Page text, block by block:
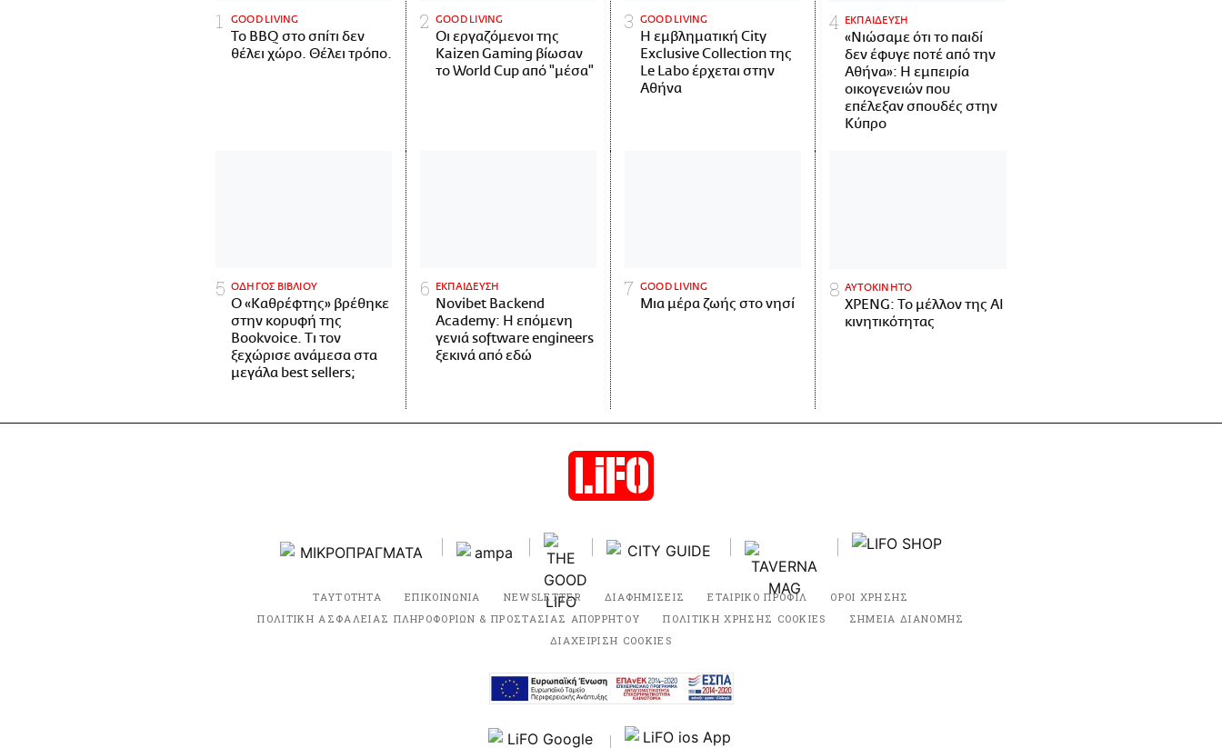
GOOD LIVING
Το BBQ στο σπίτι δεν
θέλει χώρο. Θέλει τρόπο.
GOOD LIVING
Οι εργαζόμενοι της
Kaizen Gaming βίωσαν
το World Cup από "μέσα"
GOOD LIVING
Η εμβληματική City
Exclusive Collection της
Le Labo έρχεται στην
Αθήνα
ΕΚΠΑΙΔΕΥΣΗ
«Νιώσαμε ότι το παιδί
δεν έφυγε ποτέ από την
Αθήνα»: Η εμπειρία
οικογενειών που
επέλεξαν σπουδές στην
Κύπρο
ΟΔΗΓΟΣ ΒΙΒΛΙΟΥ
Ο «Καθρέφτης» βρέθηκε
στην κορυφή της
Bookvoice. Τι τον
ξεχώρισε ανάμεσα στα
μεγάλα best sellers;
ΕΚΠΑΙΔΕΥΣΗ
Novibet Backend
Academy: Η επόμενη
γενιά software engineers
ξεκινά από εδώ
GOOD LIVING
Μια μέρα ζωής στο νησί
ΑΥΤΟΚΙΝΗΤΟ
XPENG: Το μέλλον της AI
κινητικότητας
ΤΑΥΤΟΤΗΤΑ ΕΠΙΚΟΙΝΩΝΙΑ NEWSLETTER ΔΙΑΦΗΜΙΣΕΙΣ ΕΤΑΙΡΙΚΟ ΠΡΟΦΙΛ
ΟΡΟΙ ΧΡΗΣΗΣ
ΠΟΛΙΤΙΚΗ ΑΣΦΑΛΕΙΑΣ ΠΛΗΡΟΦΟΡΙΩΝ & ΠΡΟΣΤΑΣΙΑΣ ΑΠΟΡΡΗΤΟΥ
ΠΟΛΙΤΙΚΗ ΧΡΗΣΗΣ COOKIES
ΣΗΜΕΙΑ ΔΙΑΝΟΜΗΣ
ΔΙΑΧΕΙΡΙΣΗ COOKIES